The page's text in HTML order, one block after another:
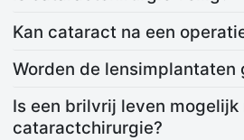
Kan cataract na een
Worden de lensimplantaten
Is een brilvrij leven mogelijk
cataractchirurgie?